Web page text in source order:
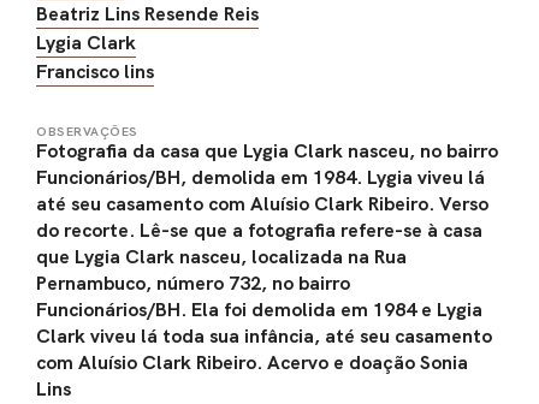
Beatriz Lins Resende Reis
Lygia Clark
Francisco lins
OBSERVAÇÕES
Fotografia da casa que Lygia Clark nasceu, no bairro
Funcionários/BH, demolida em 1984. Lygia viveu lá
até seu casamento com Aluísio Clark Ribeiro. Verso
do recorte. Lê-se que a fotografia refere-se à casa
que Lygia Clark nasceu, localizada na Rua
Pernambuco, número 732, no bairro
Funcionários/BH. Ela foi demolida em 1984 e Lygia
Clark viveu lá toda sua infância, até seu casamento
com Aluísio Clark Ribeiro. Acervo e doação Sonia
Lins